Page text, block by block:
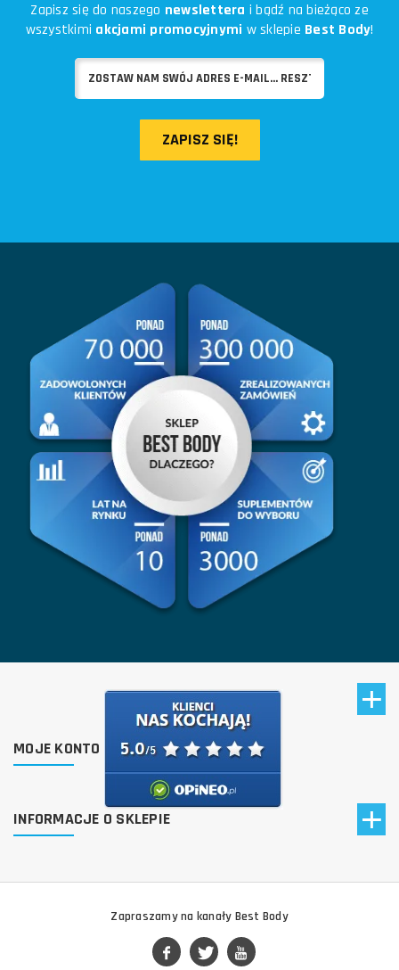
Zapisz się do naszego newslettera i bądź na bieżąco ze
wszystkimi akcjami promocyjnymi w sklepie Best Body!
ZAPISZ SIĘ!
MOJE KONTO
INFORMACJE O SKLEPIE
Zapraszamy na kanały Best Body